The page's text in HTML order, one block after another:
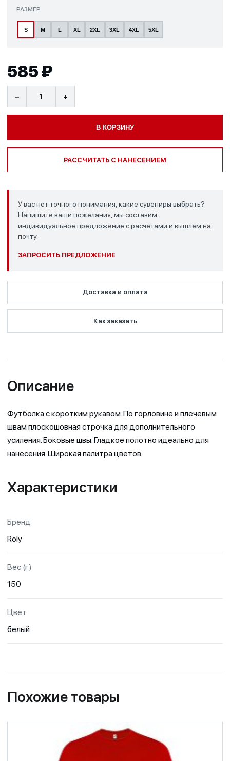
РАЗМЕР
S M L XL 2XL 3XL 4XL 5XL
585 ₽
− +
В КОРЗИНУ
РАССЧИТАТЬ С НАНЕСЕНИЕМ
У вас нет точного понимания, какие сувениры выбрать?
Напишите ваши пожелания, мы составим
индивидуальное предложение с расчетами и вышлем на
почту.
ЗАПРОСИТЬ ПРЕДЛОЖЕНИЕ
Доставка и оплата
Как заказать
Описание
Футболка с коротким рукавом. По горловине и плечевым
швам плоскошовная строчка для дополнительного
усиления. Боковые швы. Гладкое полотно идеально для
нанесения. Широкая палитра цветов
Характеристики
Бренд
Roly
Вес (г)
150
Цвет
белый
Похожие товары